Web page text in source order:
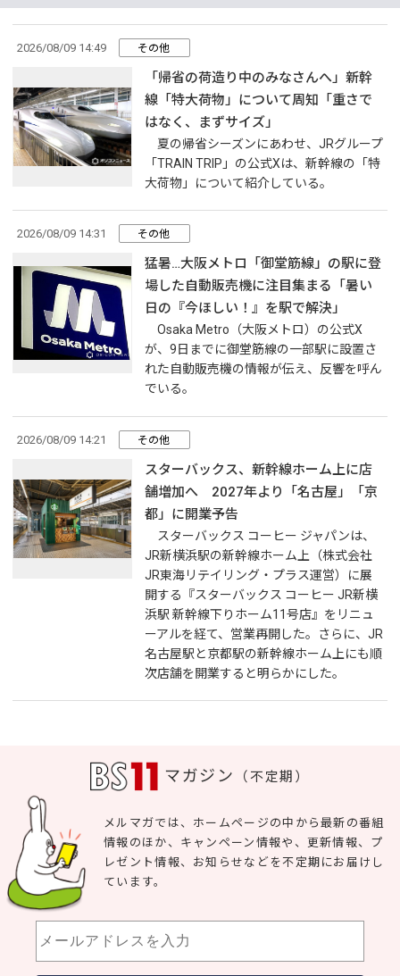
2026/08/09 14:49 その他
「帰省の荷造り中のみなさんへ」新幹
線「特大荷物」について周知「重さで
はなく、まずサイズ」
夏の帰省シーズンにあわせ、JRグループ
「TRAIN TRIP」の公式Xは、新幹線の「特
大荷物」について紹介している。
2026/08/09 14:31 その他
猛暑…大阪メトロ「御堂筋線」の駅に登
場した自動販売機に注目集まる「暑い
日の『今ほしい！』を駅で解決」
Osaka Metro（大阪メトロ）の公式X
が、9日までに御堂筋線の一部駅に設置さ
れた自動販売機の情報が伝え、反響を呼ん
でいる。
2026/08/09 14:21 その他
スターバックス、新幹線ホーム上に店
舗増加へ 2027年より「名古屋」「京
都」に開業予告
スターバックス コーヒー ジャパンは、
JR新横浜駅の新幹線ホーム上（株式会社
JR東海リテイリング・プラス運営）に展
開する『スターバックス コーヒー JR新横
浜駅 新幹線下りホーム11号店』をリニュ
ーアルを経て、営業再開した。さらに、JR
名古屋駅と京都駅の新幹線ホーム上にも順
次店舗を開業すると明らかにした。
マガジン （不定期）
メルマガでは、ホームページの中から最新の番組
情報のほか、キャンペーン情報や、更新情報、プ
レゼント情報、お知らせなどを不定期にお届けし
ています。